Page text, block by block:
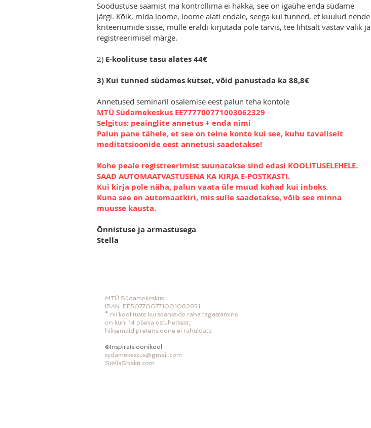
Soodustuse saamist ma kontrollima ei hakka, see on igaühe enda südame
järgi. Kõik, mida loome, loome alati endale, seega kui tunned, et kuulud nende
kriteeriumide sisse, mulle eraldi kirjutada pole tarvis, tee lihtsalt vastav valik ja
registreerimisel märge.
2) E-koolituse tasu alates 44€
3) Kui tunned südames kutset, võid panustada ka 88,8€
Annetused seminaril osalemise eest palun teha kontole
MTÜ Südamekeskus EE777700771003062329
Selgitus: peainglite annetus + enda nimi
Palun pane tähele, et see on teine konto kui see, kuhu tavaliselt
meditatsioonide eest annetusi saadetakse!
Kohe peale registreerimist suunatakse sind edasi KOOLITUSELEHELE.
SAAD AUTOMAATVASTUSENA KA KIRJA E-POSTKASTI.
Kui kirja pole näha, palun vaata üle muud kohad kui inboks.
Kuna see on automaatkiri, mis sulle saadetakse, võib see minna
muusse kausta.
Õnnistuse ja armastusega
Stella
MTÜ Südamekeskus
IBAN: EE507700771001082851
* nii koolituste kui seansside raha tagastamine
on kuni 14 päeva ostuhetkest,
hilisemaid pretensioone ei rahuldata
©Inspiratsioonikool
sydamekeskus@gmail.com
StellaShakti.com